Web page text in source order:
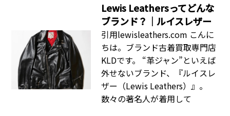
Lewis Leathersってどんな
ブランド？｜ルイスレザー
引用lewisleathers.com こんに
ちは。ブランド古着買取専門店
KLDです。 “革ジャン”といえば
外せないブランド、『ルイスレ
ザー（Lewis Leathers）』。
数々の著名人が着用して